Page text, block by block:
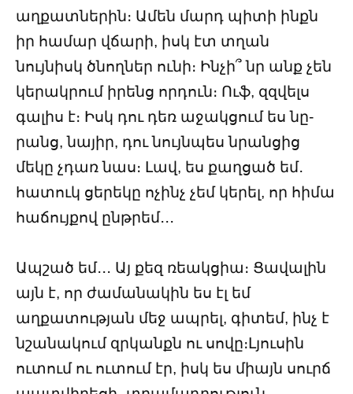
աղքատներին։ Ամեն մարդ պիտի ինքն
իր համար վճարի, իսկ էտ տղան
նույնիսկ ծնողներ ունի։ Ինչի՞ նր անք չեն
կերակրում իրենց որդուն։ Ուֆ, զզվելս
գալիս է։ Իսկ դու դեռ աջակցում ես նը-
րանց, նայիր, դու նույնպես նրանցից
մեկը չդառ նաս։ Լավ, ես քաղցած եմ․
հատուկ ցերեկը ոչինչ չեմ կերել, որ հիմա
հաճույքով ընթրեմ․․․
Ապշած եմ․․․ Այ քեզ ռեակցիա։ Ցավալին
այն է, որ ժամանակին ես էլ եմ
աղքատության մեջ ապրել, գիտեմ, ինչ է
նշանակում զրկանքն ու սովը։Լյուսին
ուտում ու ուտում էր, իսկ ես միայն սուրճ